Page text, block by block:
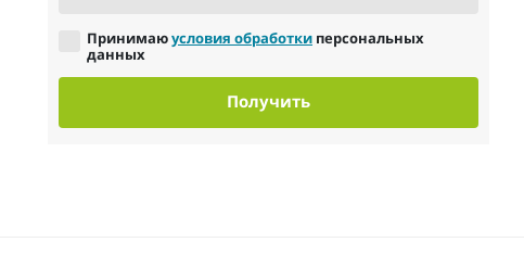
Принимаюусловия обработки персональных
данных
Получить